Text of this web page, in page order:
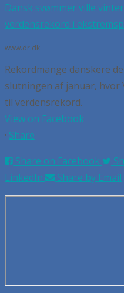
Dansk svømmer ville
verdensrekord i
www.dr.dk
Rekordmange danskere
slutningen af januar, hvor
til verdensrekord.
View on Facebook
· Share
Share on Facebook
LinkedIn
Share by Email